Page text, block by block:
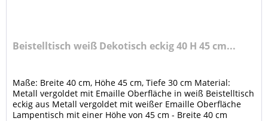
Beistelltisch weiß Dekotisch eckig 40 H 45 cm...
Maße: Breite 40 cm, Höhe 45 cm, Tiefe 30 cm Material:
Metall vergoldet mit Emaille Oberfläche in weiß Beistelltisch
eckig aus Metall vergoldet mit weißer Emaille Oberfläche
Lampentisch mit einer Höhe von 45 cm - Breite 40 cm